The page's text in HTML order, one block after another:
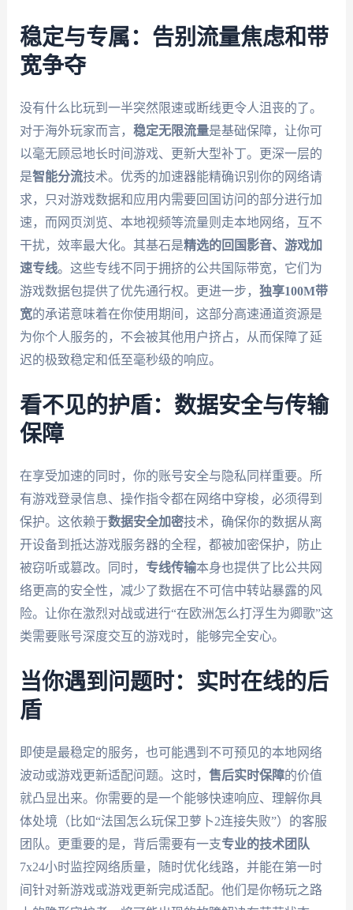
稳定与专属：告别流量焦虑和带
宽争夺
没有什么比玩到一半突然限速或断线更令人沮丧的了。
对于海外玩家而言， 稳定无限流量是基础保障，让你可
以毫无顾忌地长时间游戏、更新大型补丁。更深一层的
是智能分流技术。优秀的加速器能精确识别你的网络请
求，只对游戏数据和应用内需要回国访问的部分进行加
速，而网页浏览、本地视频等流量则走本地网络，互不
干扰，效率最大化。其基石是精选的回国影音、游戏加
速专线。这些专线不同于拥挤的公共国际带宽，它们为
游戏数据包提供了优先通行权。更进一步， 独享100M带
宽的承诺意味着在你使用期间，这部分高速通道资源是
为你个人服务的，不会被其他用户挤占，从而保障了延
迟的极致稳定和低至毫秒级的响应。
看不见的护盾：数据安全与传输
保障
在享受加速的同时，你的账号安全与隐私同样重要。所
有游戏登录信息、操作指令都在网络中穿梭，必须得到
保护。这依赖于数据安全加密技术，确保你的数据从离
开设备到抵达游戏服务器的全程，都被加密保护，防止
被窃听或篡改。同时， 专线传输本身也提供了比公共网
络更高的安全性，减少了数据在不可信中转站暴露的风
险。让你在激烈对战或进行“在欧洲怎么打浮生为卿歌”这
类需要账号深度交互的游戏时，能够完全安心。
当你遇到问题时：实时在线的后
盾
即使是最稳定的服务，也可能遇到不可预见的本地网络
波动或游戏更新适配问题。这时， 售后实时保障的价值
就凸显出来。你需要的是一个能够快速响应、理解你具
体处境（比如“法国怎么玩保卫萝卜2连接失败”）的客服
团队。更重要的是，背后需要有一支专业的技术团队
7x24小时监控网络质量，随时优化线路，并能在第一时
间针对新游戏或游戏更新完成适配。他们是你畅玩之路